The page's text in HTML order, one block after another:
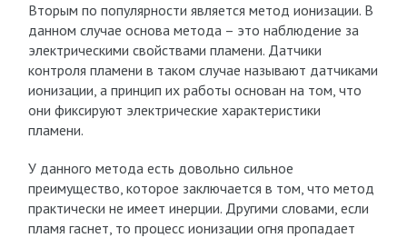
Вторым по популярности является метод ионизации. В
данном случае основа метода – это наблюдение за
электрическими свойствами пламени. Датчики
контроля пламени в таком случае называют датчиками
ионизации, а принцип их работы основан на том, что
они фиксируют электрические характеристики
пламени.
У данного метода есть довольно сильное
преимущество, которое заключается в том, что метод
практически не имеет инерции. Другими словами, если
пламя гаснет, то процесс ионизации огня пропадает